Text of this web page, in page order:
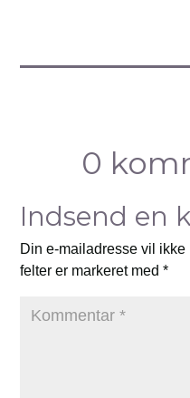
0
Indsend en
Din e-mailadresse vil
felter er markeret med*